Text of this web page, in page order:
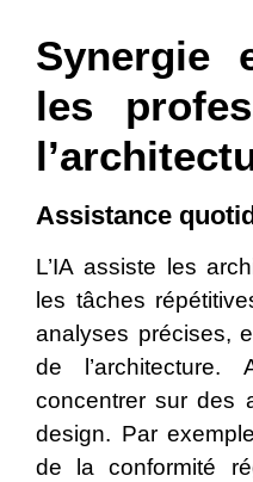
Synergie
les
Assistance
L’IA assiste les
les tâches
analyses précises,
de
concentrer sur des
design. Par
de la conformité